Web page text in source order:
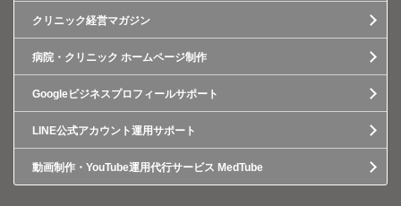
クリニック経営マガジン
病院・クリニック ホームページ制作
Googleビジネスプロフィールサポート
LINE公式アカウント運用サポート
動画制作・YouTube運用代行サービス MedTube